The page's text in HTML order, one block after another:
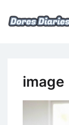
image